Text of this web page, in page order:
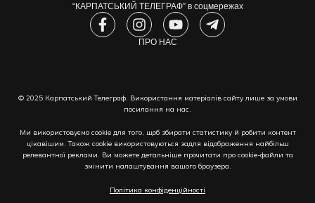
“КАРПАТСЬКИЙ ТЕЛЕГРАФ” в соцмережах
F
a
o
-
f
I
n
s
r
a
m
Y
o
u
e
T
e
a
-
p
l
a
ПРО НАС
© 2025 Карпатський Телеграф. Використання матеріалів сайту лише за умови
посилання на нас.
Ми використовуємо cookie для того, щоб збирати статистику й робити контент
цікавішим. Також cookie використовуються задля відображення найбільш
релевантної реклами. Ви можете детальніше прочитати про cookie-файли та
змінити налаштування вашого браузера.
Політика конфіденційності